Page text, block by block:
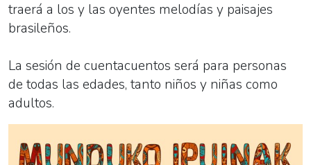
traerá a los y las oyentes melodías y paisajes
brasileños.
La sesión de cuentacuentos será para personas
de todas las edades, tanto niños y niñas como
adultos.